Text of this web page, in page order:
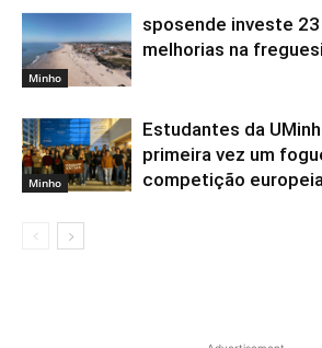
Minho
sposende investe
melhorias na
Minho
Estudantes da
primeira vez um
competição